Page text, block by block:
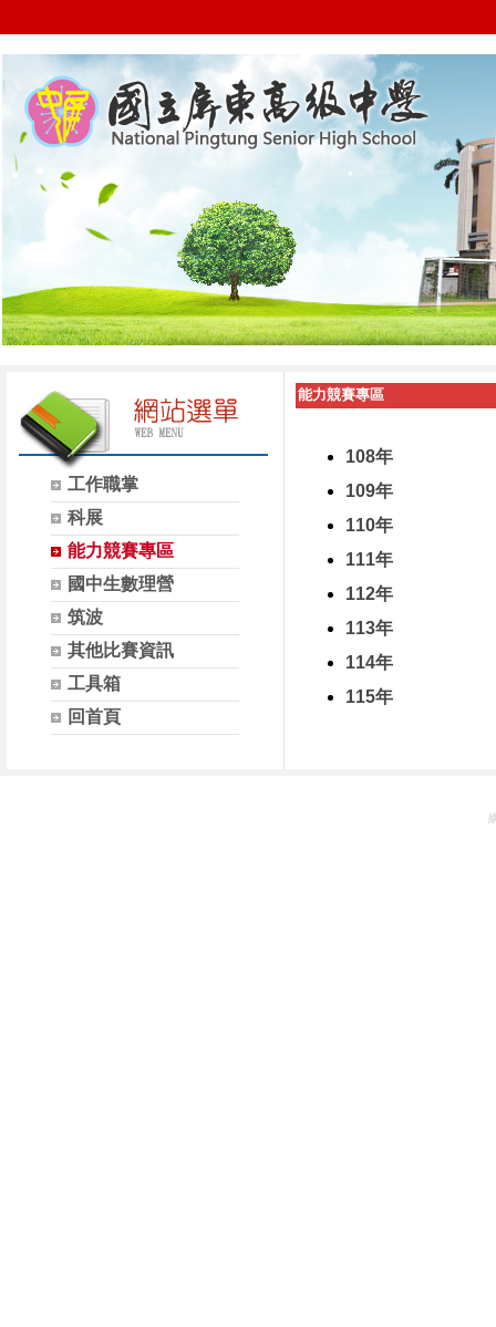
工作職掌
科展
能力競賽專區
國中生數理營
筑波
其他比賽資訊
工具箱
回首頁
能力競賽專區
108年
109年
110年
111年
112年
113年
114年
115年